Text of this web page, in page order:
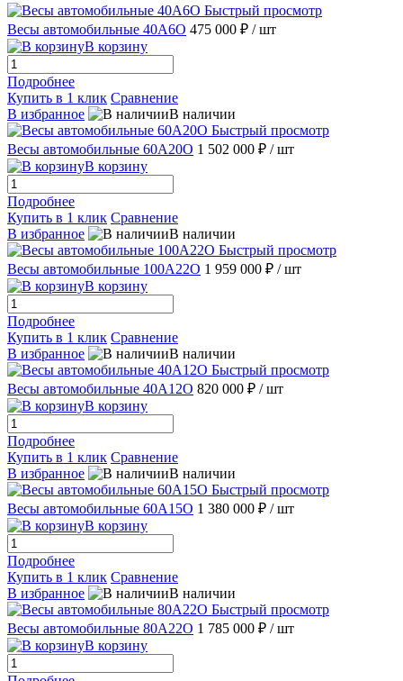
Быстрый просмотр
Весы автомобильные 40А6О 475 000 ₽ / шт
В корзину
Подробнее
Купить в 1 клик Сравнение
В избранное
В наличии
Быстрый просмотр
Весы автомобильные 60А20О 1 502 000 ₽ / шт
В корзину
Подробнее
Купить в 1 клик Сравнение
В избранное
В наличии
Быстрый просмотр
Весы автомобильные 100А22О 1 959 000 ₽ / шт
В корзину
Подробнее
Купить в 1 клик Сравнение
В избранное
В наличии
Быстрый просмотр
Весы автомобильные 40А12О 820 000 ₽ / шт
В корзину
Подробнее
Купить в 1 клик Сравнение
В избранное
В наличии
Быстрый просмотр
Весы автомобильные 60А15О 1 380 000 ₽ / шт
В корзину
Подробнее
Купить в 1 клик Сравнение
В избранное
В наличии
Быстрый просмотр
Весы автомобильные 80А22О 1 785 000 ₽ / шт
В корзину